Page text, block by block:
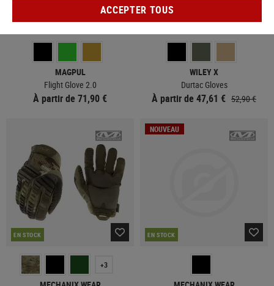
EN STOCK
MAGPUL
Flight Glove 2.0
À partir de 71,90 €
MAJORITAIREMENT EN STOCK
WILEY X
Durtac Gloves
À partir de 47,61 € 52,90 €
EN STOCK
+3
NOUVEAU
EN STOCK
ACCEPTER TOUS